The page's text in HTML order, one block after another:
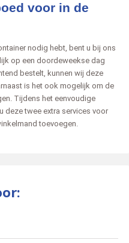
voor in de
nodig hebt, bent u bij ons
op een doordeweekse dag
bestelt, kunnen wij deze
is het ook mogelijk om de
Tijdens het eenvoudige
deze twee extra services voor
toevoegen.